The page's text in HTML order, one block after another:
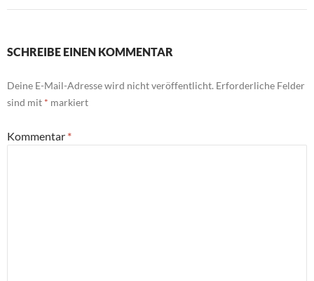
SCHREIBE EINEN KOMMENTAR
Deine E-Mail-Adresse wird nicht veröffentlicht. Erforderliche Felder
sind mit * markiert
Kommentar *